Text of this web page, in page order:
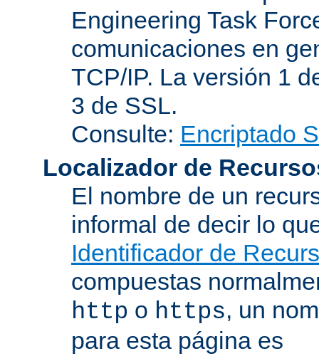
Engineering Task
comunicaciones en
TCP/IP. La versión 1
3 de SSL.
Consulte: Encriptado
Localizador de
El nombre de un
informal de decir lo
Identificador de
compuestas
http o https, un
para esta página es